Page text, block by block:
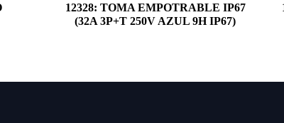
12328: TOMA EMPOTRABLE IP67
(32A 3P+T 250V AZUL 9H IP67)